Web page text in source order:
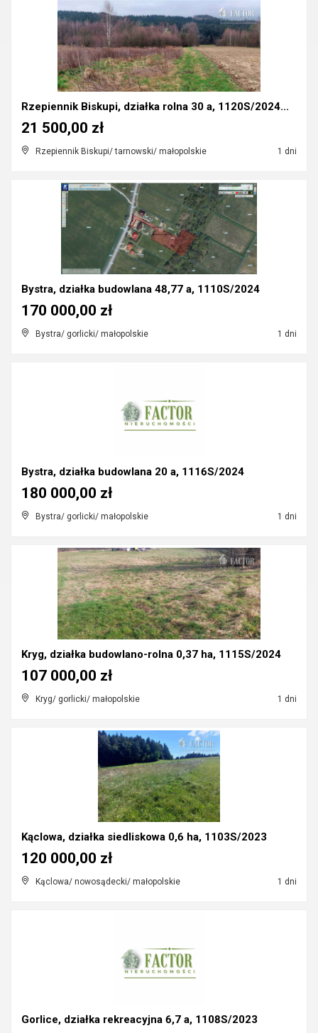
Rzepiennik Biskupi, działka rolna 30 a, 1120S/2024...
Rzepiennik Biskupi/ tarnowski/ małopolskie 1 dni
21 500,00 zł
Bystra, działka budowlana 48,77 a, 1110S/2024
Bystra/ gorlicki/ małopolskie 1 dni
170 000,00 zł
Bystra, działka budowlana 20 a, 1116S/2024
Bystra/ gorlicki/ małopolskie 1 dni
180 000,00 zł
Kryg, działka budowlano-rolna 0,37 ha, 1115S/2024
Kryg/ gorlicki/ małopolskie 1 dni
107 000,00 zł
Kąclowa, działka siedliskowa 0,6 ha, 1103S/2023
Kąclowa/ nowosądecki/ małopolskie 1 dni
120 000,00 zł
Gorlice, działka rekreacyjna 6,7 a, 1108S/2023